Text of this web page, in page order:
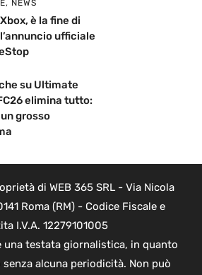
, NEWS
è la fine di
l’annuncio ufficiale
su Ultimate
elimina tutto:
grosso
di WEB 365 SRL - Via Nicola
Roma (RM) - Codice Fiscale e
I.V.A. 12279101005
una testata giornalistica, in quanto
alcuna periodicità. Non può